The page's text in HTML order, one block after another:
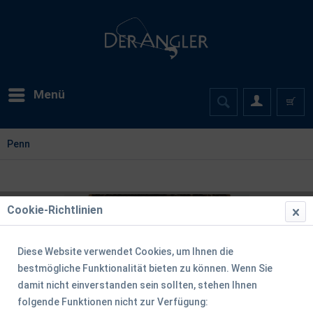
Menü
Penn
Cookie-Richtlinien
Diese Website verwendet Cookies, um Ihnen die
bestmögliche Funktionalität bieten zu können. Wenn Sie
damit nicht einverstanden sein sollten, stehen Ihnen
folgende Funktionen nicht zur Verfügung: